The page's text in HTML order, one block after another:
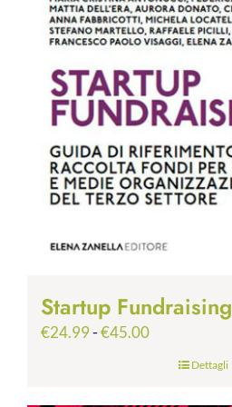
Startup Fundraising
€24.99-€45.00Fascia
Dettagli